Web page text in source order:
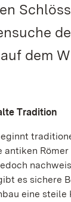
dem
Tradition
es sichere
eine steile